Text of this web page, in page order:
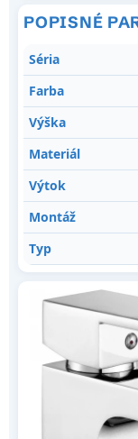
POPISNÉ
Séria
Farba
Výška
Materiál
Výtok
Montáž
Typ